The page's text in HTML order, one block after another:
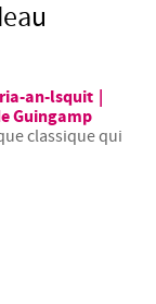
an-lsquit
Guingamp
classique qui